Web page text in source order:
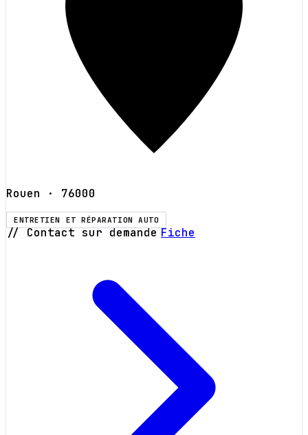
Rouen · 76000
ENTRETIEN ET RÉPARATION AUTO
// Contact sur demande Fiche